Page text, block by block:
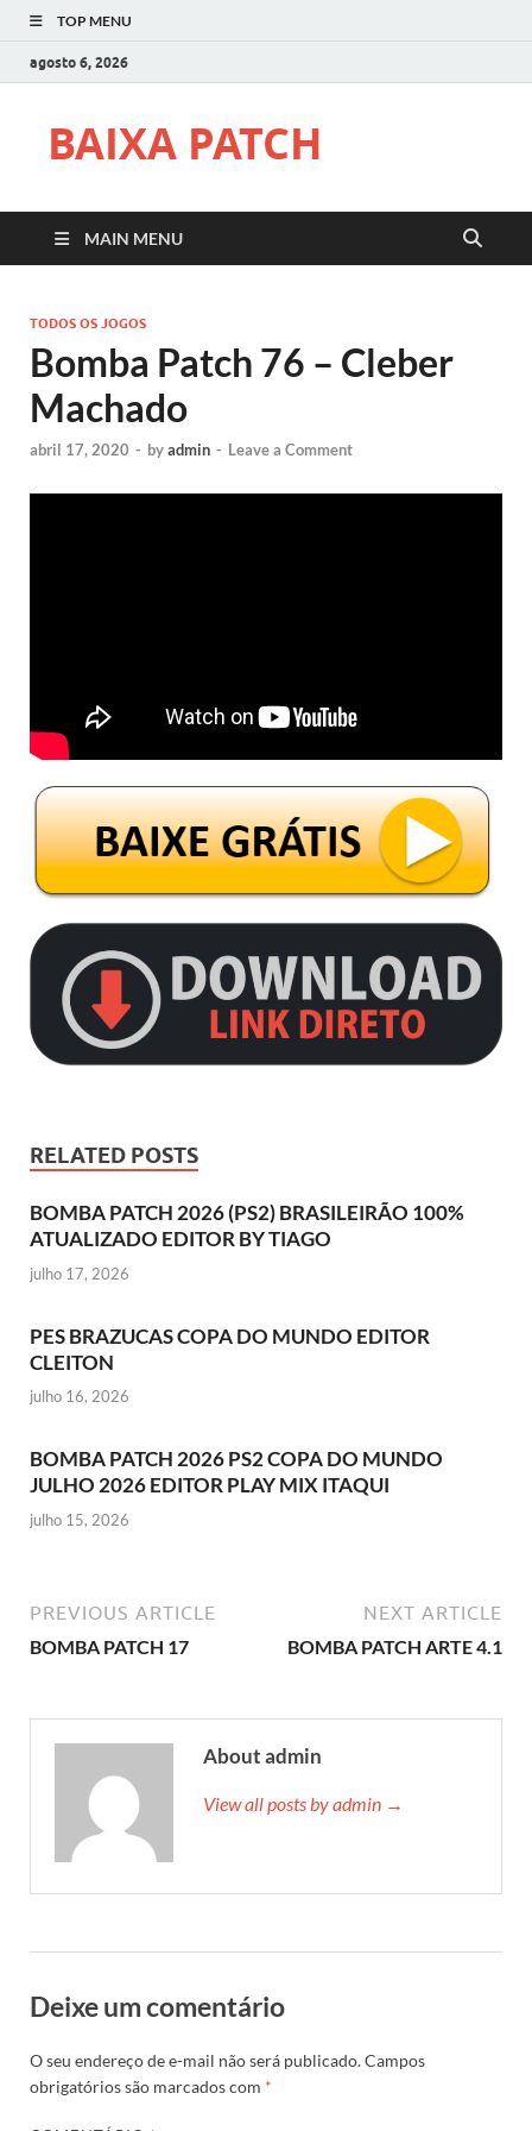
TOP MENU
agosto 6, 2026
BAIXA PATCH
MAIN MENU
TODOS OS JOGOS
Bomba Patch 76 – Cleber
Machado
abril 17, 2020 - byadmin - Leave a Comment
RELATED POSTS
BOMBA PATCH 2026 (PS2) BRASILEIRÃO 100%
ATUALIZADO EDITOR BY TIAGO
julho 17, 2026
PES BRAZUCAS COPA DO MUNDO EDITOR
CLEITON
julho 16, 2026
BOMBA PATCH 2026 PS2 COPA DO MUNDO
JULHO 2026 EDITOR PLAY MIX ITAQUI
julho 15, 2026
PREVIOUS ARTICLE
BOMBA PATCH 17
NEXT ARTICLE
BOMBA PATCH ARTE 4.1
About admin
View all posts by admin →
Deixe um comentário
O seu endereço de e-mail não será publicado.Campos
obrigatórios são marcados com *